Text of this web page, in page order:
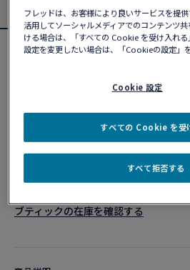
シャンス アンフィニ ブレ
カスタマイ
ショッピングバッグ
ブティックの在庫を確認する​
フレッドは、お客様により良いサービスを提
活用してソーシャルメディアでのコンテンツ
ける場合は、「すべての Cookie を受け入れる
設定を変更したい場合は、「Cookieの設定」
Cookie 設定
すべて拒否する
すべての Cookie を受